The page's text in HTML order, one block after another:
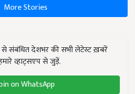
More Stories
से संबंधित देशभर की सभी लेटेस्ट ख़बरें
व्हाट्सएप से जुड़ें.
on WhatsApp